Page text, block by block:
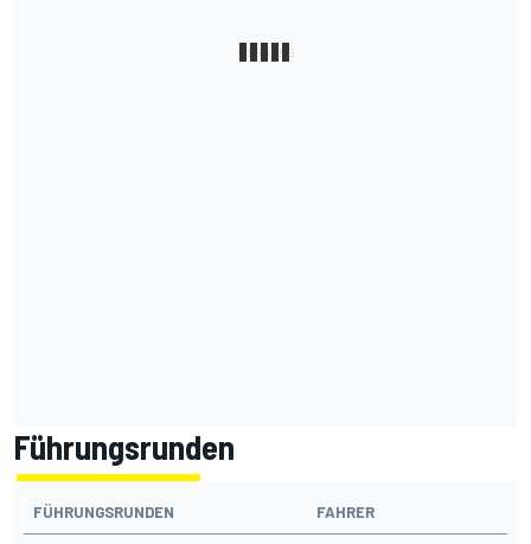
Führungsrunden
FÜHRUNGSRUNDEN FAHRER